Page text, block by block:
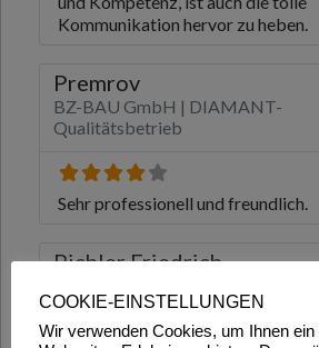
COOKIE-EINSTELLUNGEN
Wir verwenden Cookies, um Ihnen ein